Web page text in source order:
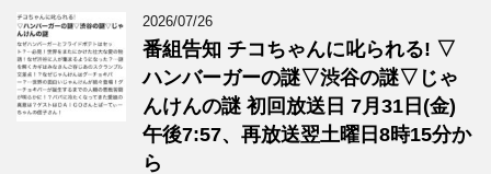
2026/07/26
番組告知 チコちゃんに叱られる! ▽
ハンバーガーの謎▽渋谷の謎▽じゃ
んけんの謎 初回放送日 7月31日(金)
午後7:57、再放送翌土曜日8時15分か
ら